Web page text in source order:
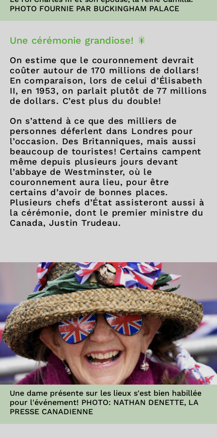
PHOTO FOURNIE PAR BUCKINGHAM PALACE
Une cérémonie grandiose! 🎇
On estime que le couronnement devrait
coûter autour de 170 millions de dollars!
En comparaison, lors de celui d’Élisabeth
II, en 1953, on parlait plutôt de 77 millions
de dollars. C’est plus du double!
On s’attend à ce que des milliers de
personnes déferlent dans Londres pour
l’occasion. Des Britanniques, mais aussi
beaucoup de touristes! Certains campent
même depuis plusieurs jours devant
l’abbaye de Westminster, où le
couronnement aura lieu, pour être
certains d’avoir de bonnes places.
Plusieurs chefs d’État assisteront aussi à
la cérémonie, dont le premier ministre du
Canada, Justin Trudeau.
Une dame présente sur les lieux s'est bien habillée
pour l'événement! PHOTO: NATHAN DENETTE, LA
PRESSE CANADIENNE